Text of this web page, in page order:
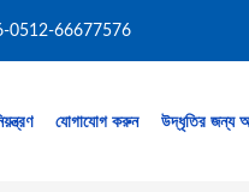
0512-66677576
যোগাযোগ করুন উদ্ধৃতির জন্য